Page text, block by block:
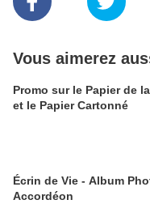
Vous aimerez
Promo sur le Papier de
et le Papier Cartonné
Écrin de Vie - Album
Accordéon